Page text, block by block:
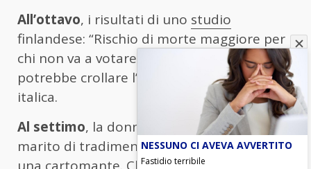
All’ottavo, i risultati di uno studio
finlandese: “Rischio di morte maggiore per
chi non va a votare”. A breve, quindi,
potrebbe crollare l’aspettativa di vita
italica.
Al settimo, la donna che ha accusato
marito di tradimento dopo aver consultato
NESSUNO CI AVEVA AVVERTITO
Fastidio terribile